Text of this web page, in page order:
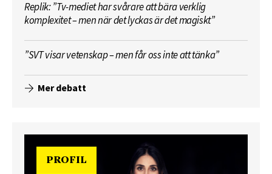
Replik: ”Tv-mediet har svårare att bära verklig
komplexitet – men när det lyckas är det magiskt”
”SVT visar vetenskap – men får oss inte att tänka”
Mer debatt
PROFIL